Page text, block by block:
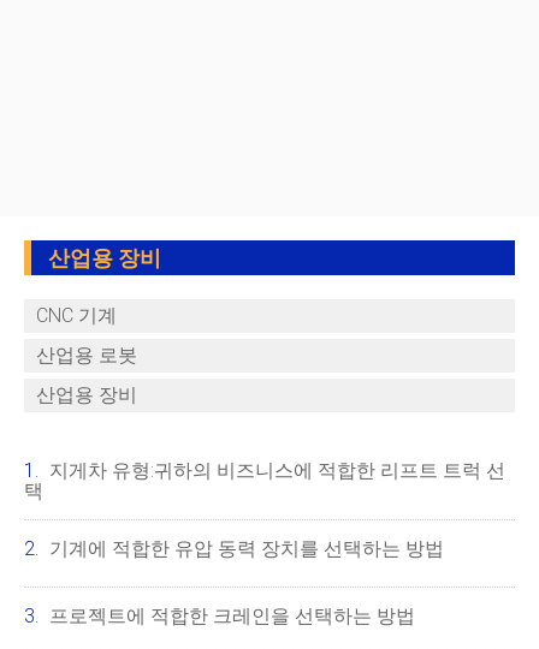
산업용 장비
CNC 기계
산업용 로봇
산업용 장비
지게차 유형:귀하의 비즈니스에 적합한 리프트 트럭 선
택
기계에 적합한 유압 동력 장치를 선택하는 방법
프로젝트에 적합한 크레인을 선택하는 방법